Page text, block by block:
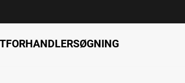
FORHANDLERSØGNING